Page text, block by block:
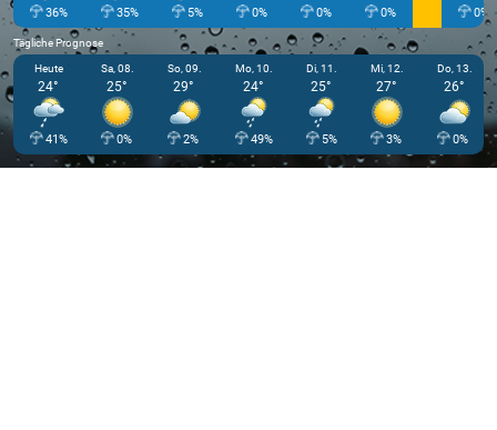
36% 35% 5% 0% 0% 0% 0%
Tägliche Prognose
Heute
24°
41%
Sa, 08.
25°
0%
So, 09.
29°
2%
Mo, 10.
24°
49%
Di, 11.
25°
5%
Mi, 12.
27°
3%
Do, 13.
26°
0%